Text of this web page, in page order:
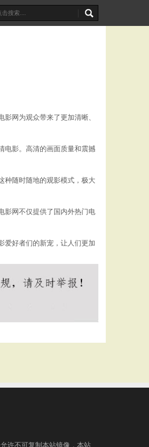
网为观众带来了更加清晰、
电影。高清的画面质量和震撼
种随时随地的观影模式，极大
影网不仅提供了国内外热门电
爱好者们的新宠，让人们更加
许不可复制本站镜像，本站